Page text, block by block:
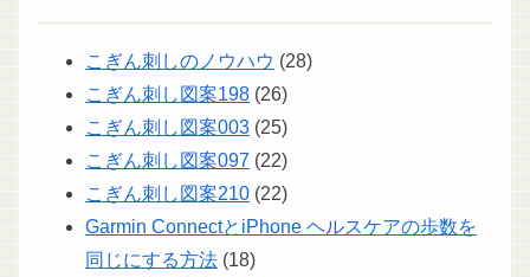
こぎん刺しのノウハウ (28)
こぎん刺し図案198 (26)
こぎん刺し図案003 (25)
こぎん刺し図案097 (22)
こぎん刺し図案210 (22)
Garmin ConnectとiPhone ヘルスケアの歩数を
同じにする方法 (18)